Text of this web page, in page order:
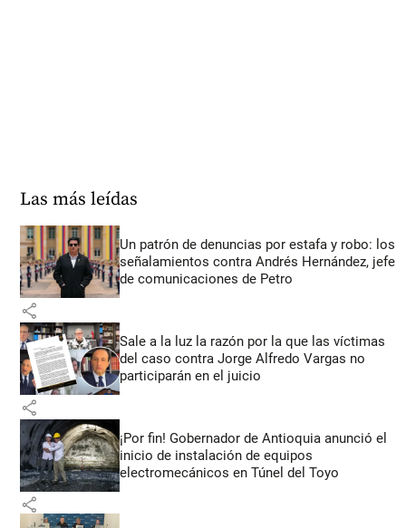
Las más leídas
Un patrón de denuncias por estafa y robo: los
señalamientos contra Andrés Hernández, jefe
de comunicaciones de Petro
share
Sale a la luz la razón por la que las víctimas
del caso contra Jorge Alfredo Vargas no
participarán en el juicio
share
¡Por fin! Gobernador de Antioquia anunció el
inicio de instalación de equipos
electromecánicos en Túnel del Toyo
share